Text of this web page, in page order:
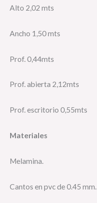
Alto 2,02 mts
Ancho 1,50 mts
Prof. 0,44mts
Prof. abierta 2,12mts
Prof. escritorio 0,55mts
Materiales
Melamina.
Cantos en pvc de 0.45 mm.